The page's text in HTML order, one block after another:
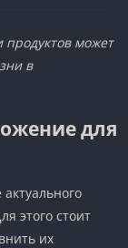
продуктов может
в
для
этого стоит
их